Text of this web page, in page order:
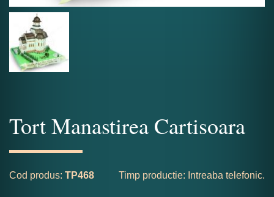
Tort Manastirea Cartisoara
Cod produs: TP468 Timp productie: Intreaba telefonic.